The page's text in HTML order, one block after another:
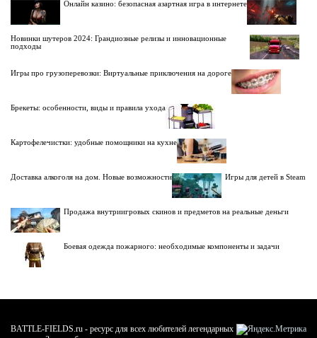
Онлайн казино: безопасная азартная игра в интернете
Новинки шутеров 2024: Грандиозные релизы и инновационные
подходы
Игры про грузоперевозки: Виртуальные приключения на дороге
Брекеты: особенности, виды и правила ухода
Картофелечистки: удобные помощники на кухне
Доставка алкоголя на дом. Новые возможности Игры для детей в Steam
Продажа внутриигровых скинов и предметов на реальные деньги
Боевая одежда пожарного: необходимые компоненты и задачи
BATTLE-FIELDS.ru - ресурс для всех любителей легендарных